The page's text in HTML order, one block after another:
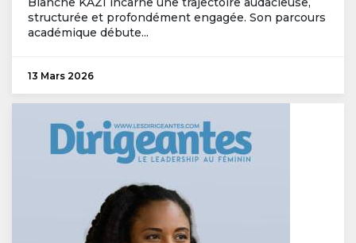
structurée et profondément engagée. Son parcours
académique débute...
13 Mars 2026